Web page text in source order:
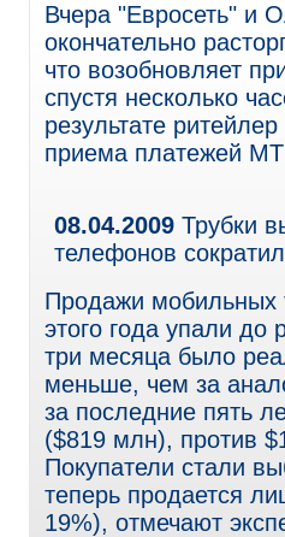
Вчера "Евросеть"
окончательно
что возобновляет
спустя несколько
результате
приема платежей
08.04.2009 Трубки
телефонов
Продажи мобильных
этого года упали до
три месяца было
меньше, чем за
за последние пять
($819 млн), против
Покупатели стали
теперь продается
19%), отмечают